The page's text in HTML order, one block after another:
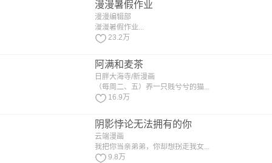
漫漫暑假作业
漫漫编辑部
漫漫暑假作业...
23.2万
阿满和麦茶
日胖大海寺/新漫画
（每周二、五）养一只贱兮兮的猫...
16.9万
阴影悖论无法拥有的你
云端漫画
我把你当亲弟弟，你却想拐走我女...
9.8万